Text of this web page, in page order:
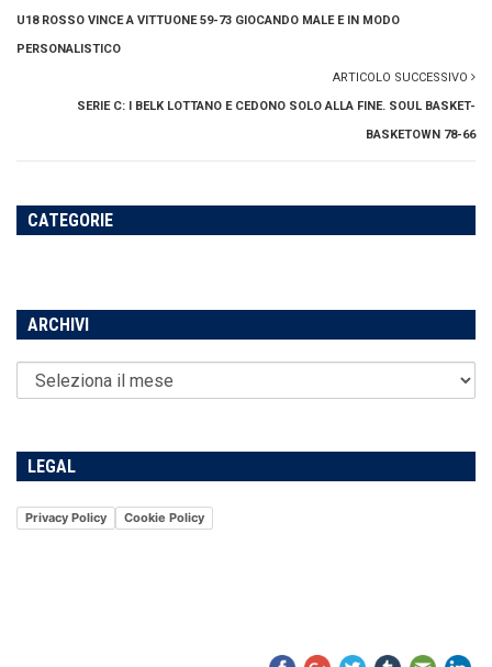
U18 ROSSO VINCE A VITTUONE 59-73 GIOCANDO MALE E IN MODO
PERSONALISTICO
ARTICOLO SUCCESSIVO
SERIE C: I BELK LOTTANO E CEDONO SOLO ALLA FINE. SOUL BASKET-
BASKETOWN 78-66
CATEGORIE
ARCHIVI
LEGAL
Privacy Policy Cookie Policy